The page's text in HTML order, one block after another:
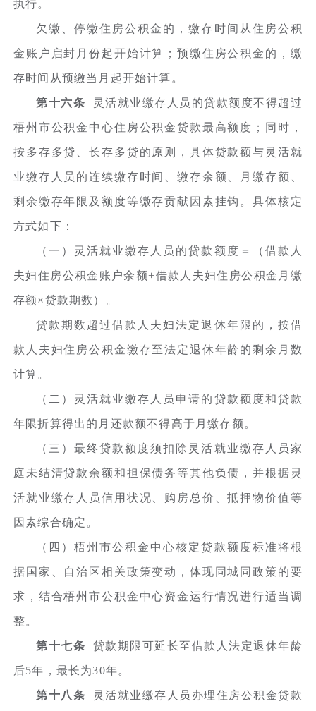
执行。
欠缴、停缴住房公积金的，缴存时间从住房公积
金账户启封月份起开始计算；预缴住房公积金的，缴
存时间从预缴当月起开始计算。
第十六条 灵活就业缴存人员的贷款额度不得超过
梧州市公积金中心住房公积金贷款最高额度；同时，
按多存多贷、长存多贷的原则，具体贷款额与灵活就
业缴存人员的连续缴存时间、缴存余额、月缴存额、
剩余缴存年限及额度等缴存贡献因素挂钩。具体核定
方式如下：
（一）灵活就业缴存人员的贷款额度＝（借款人
夫妇住房公积金账户余额+借款人夫妇住房公积金月缴
存额×贷款期数）。
贷款期数超过借款人夫妇法定退休年限的，按借
款人夫妇住房公积金缴存至法定退休年龄的剩余月数
计算。
（二）灵活就业缴存人员申请的贷款额度和贷款
年限折算得出的月还款额不得高于月缴存额。
（三）最终贷款额度须扣除灵活就业缴存人员家
庭未结清贷款余额和担保债务等其他负债，并根据灵
活就业缴存人员信用状况、购房总价、抵押物价值等
因素综合确定。
（四）梧州市公积金中心核定贷款额度标准将根
据国家、自治区相关政策变动，体现同城同政策的要
求，结合梧州市公积金中心资金运行情况进行适当调
整。
第十七条 贷款期限可延长至借款人法定退休年龄
后5年，最长为30年。
第十八条 灵活就业缴存人员办理住房公积金贷款